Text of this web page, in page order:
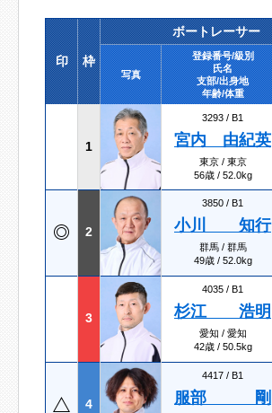
印 枠
ボートレーサー
写真
登録番号/級別
氏名
支部/出身地
年齢/体重
1
3293 / B1
宮内 由紀英
東京 / 東京
56歳 / 52.0kg
2
3850 / B1
小川 知行
群馬 / 群馬
49歳 / 52.0kg
3
4035 / B1
杉江 浩明
愛知 / 愛知
42歳 / 50.5kg
4
4417 / B1
服部 剛